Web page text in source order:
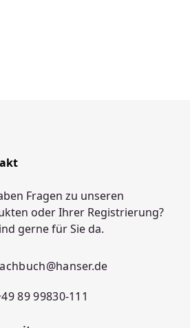
Fragen zu unseren
oder Ihrer Registrierung?
gerne für Sie da.
89 99830-111